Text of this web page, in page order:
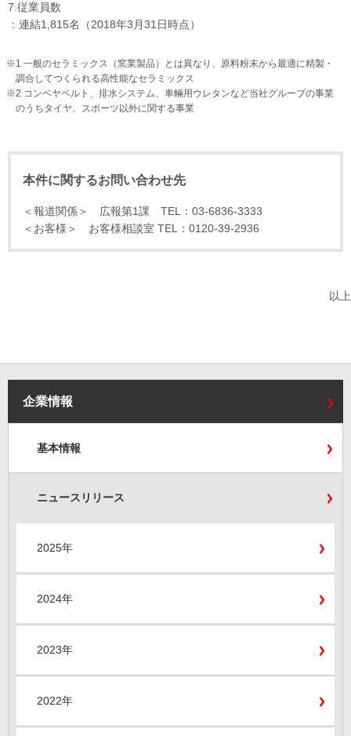
7.従業員数
：連結1,815名（2018年3月31日時点）
※1 一般のセラミックス（窯業製品）とは異なり、原料粉末から最適に精製・
調合してつくられる高性能なセラミックス
※2 コンベヤベルト、排水システム、車輛用ウレタンなど当社グループの事業
のうちタイヤ、スポーツ以外に関する事業
本件に関するお問い合わせ先
＜報道関係＞ 広報第1課 TEL：03-6836-3333
＜お客様＞ お客様相談室 TEL：0120-39-2936
以上
企業情報
基本情報
ニュースリリース
2025年
2024年
2023年
2022年